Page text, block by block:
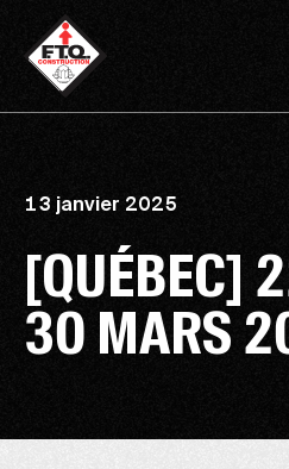
13 janvier 2025
[QUÉBEC]
30 MARS